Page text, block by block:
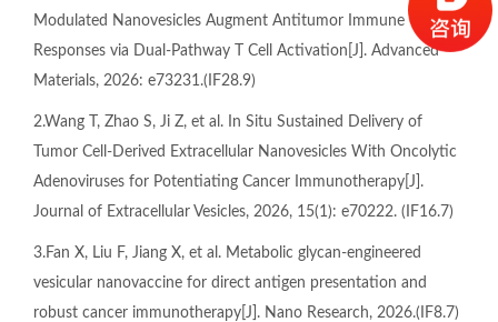
Modulated Nanovesicles Augment Antitumor Immune
Responses via Dual‐Pathway T Cell Activation[J]. Advanced
Materials, 2026: e73231.(IF28.9)
2.Wang T, Zhao S, Ji Z, et al. In Situ Sustained Delivery of
Tumor Cell‐Derived Extracellular Nanovesicles With Oncolytic
Adenoviruses for Potentiating Cancer Immunotherapy[J].
Journal of Extracellular Vesicles, 2026, 15(1): e70222. (IF16.7)
3.Fan X, Liu F, Jiang X, et al. Metabolic glycan-engineered
vesicular nanovaccine for direct antigen presentation and
robust cancer immunotherapy[J]. Nano Research, 2026.(IF8.7)